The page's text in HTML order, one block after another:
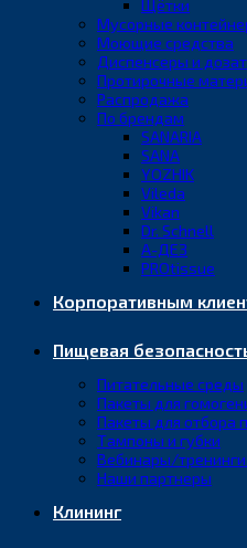
Щётки
Мусорные
Моющие средства
Диспенсеры и
Протирочные
Распродажа
По брендам
SANARIA
SANA
YOZHIK
Vileda
Vikan
Dr. Schnell
А-ДЕЗ
PROtissue
Корпоративным
Пищевая
Питательные среды
Пакеты для
Пакеты для отбора
Тампоны и губки
Вебинары/
Наши партнеры
Клининг